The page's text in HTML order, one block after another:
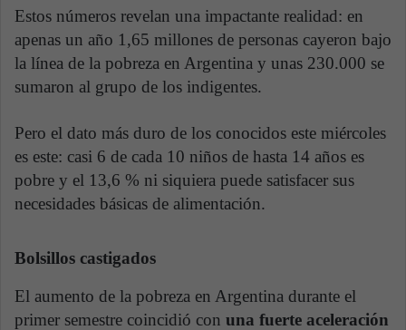
Estos números revelan una impactante realidad: en
apenas un año 1,65 millones de personas cayeron bajo
la línea de la pobreza en Argentina y unas 230.000 se
sumaron al grupo de los indigentes.
Pero el dato más duro de los conocidos este miércoles
es este: casi 6 de cada 10 niños de hasta 14 años es
pobre y el 13,6 % ni siquiera puede satisfacer sus
necesidades básicas de alimentación.
Bolsillos castigados
El aumento de la pobreza en Argentina durante el
primer semestre coincidió con una fuerte aceleración